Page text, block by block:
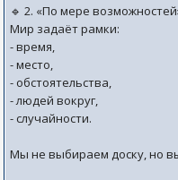
🔹 2. «По мере
Мир задаёт рамки:
- время,
- место,
- обстоятельства,
- людей вокруг,
- случайности.
Мы не выбираем доску, но